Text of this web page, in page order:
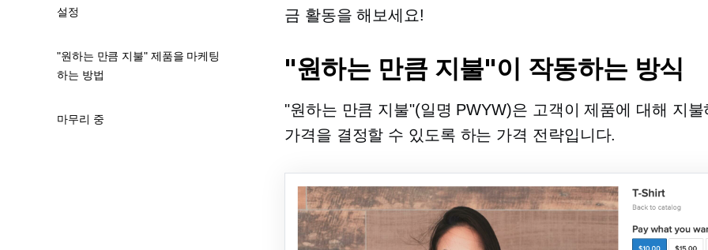
금 활동을 해보세요!
"원하는 만큼 지불"이 작동하는 방식
"원하는 만큼 지불"(일명 PWYW)은 고객이 제품에 대해 지
가격을 결정할 수 있도록 하는 가격 전략입니다.
설정
"원하는 만큼 지불" 제품을 마케팅
하는 방법
마무리 중